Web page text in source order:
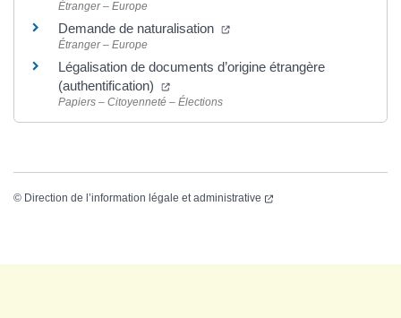
Étranger – Europe
Demande de naturalisation
Étranger – Europe
Légalisation de documents d’origine étrangère
(authentification)
Papiers – Citoyenneté – Élections
© Direction de l’information légale et administrative